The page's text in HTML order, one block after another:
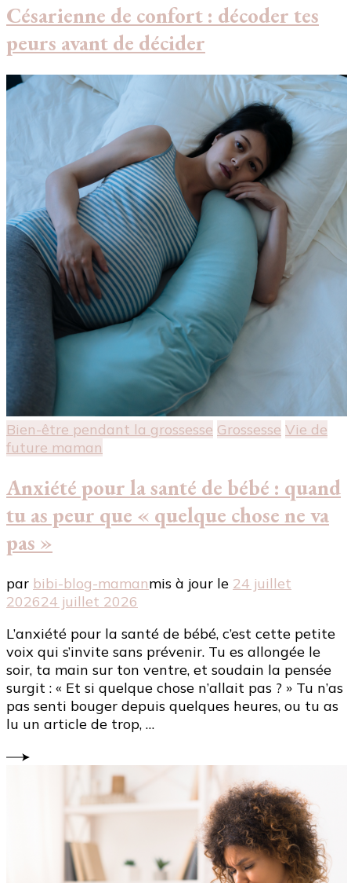
Césarienne de confort : décoder tes
peurs avant de décider
Bien-être pendant la grossesse Grossesse Vie de
future maman
Anxiété pour la santé de bébé : quand
tu as peur que « quelque chose ne va
pas »
par bibi-blog-mamanmis à jour le 24 juillet
202624 juillet 2026
L’anxiété pour la santé de bébé, c’est cette petite
voix qui s’invite sans prévenir. Tu es allongée le
soir, ta main sur ton ventre, et soudain la pensée
surgit : « Et si quelque chose n’allait pas ? » Tu n’as
pas senti bouger depuis quelques heures, ou tu as
lu un article de trop, …